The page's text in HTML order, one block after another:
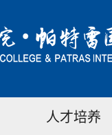
人才培养